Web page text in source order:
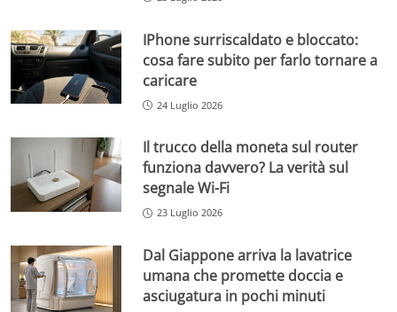
IPhone surriscaldato e bloccato:
cosa fare subito per farlo tornare a
caricare
24 Luglio 2026
Il trucco della moneta sul router
funziona davvero? La verità sul
segnale Wi-Fi
23 Luglio 2026
Dal Giappone arriva la lavatrice
umana che promette doccia e
asciugatura in pochi minuti